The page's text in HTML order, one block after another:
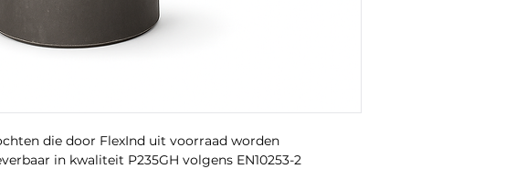
die door FlexInd uit voorraad worden
in kwaliteit P235GH volgens EN10253-2